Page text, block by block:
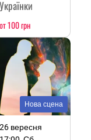
Українки
от 100 грн
Нова сцена
26 вересня